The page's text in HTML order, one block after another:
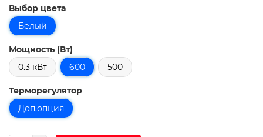
Выбор цвета
Белый
Мощность (Вт)
0.3 кВт
600 500
Терморегулятор
Доп.опция